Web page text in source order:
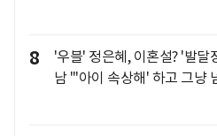
8
'우블' 정은혜, 이혼설? '발
남 "'아이 속상해' 하고 그냥